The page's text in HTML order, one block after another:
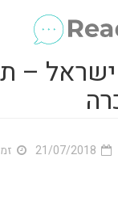
ישראל –